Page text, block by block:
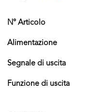
N° Articolo
Alimentazione
Segnale di uscita
Funzione di uscita